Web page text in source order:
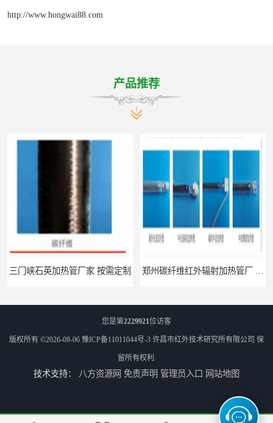
http://www.hongwai88.com
产品推荐
三门峡石英加热管厂家 按需定制
您是第2229921位访客
版权所有 ©2026-08-06 豫ICP备11011044号-3 许昌市红外技术研究所有限公司 保
留所有权利.
技术支持： 八方资源网 免责声明 管理员入口 网站地图